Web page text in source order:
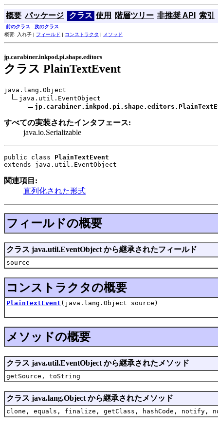
概要 パッケージ クラス 使用 階層ツリー 非推奨 API 索引
前のクラス
次のクラス
概要: 入れ子 | フィールド | コンストラクタ | メソッド
jp.carabiner.inkpod.pi.shape.editors
クラス PlainTextEvent
java.lang.Object
java.util.EventObject
すべての実装されたインタフェース:
java.io.Serializable
public class PlainTextEvent
extends java.util.EventObject
関連項目:
直列化された形式
フィールドの概要
クラス java.util.EventObject から継承されたフィールド
source
コンストラクタの概要
PlainTextEvent (java.lang.Object source)
メソッドの概要
クラス java.util.EventObject から継承されたメソッド
getSource, toString
クラス java.lang.Object から継承されたメソッド
clone, equals, finalize, getClass, hashCode,